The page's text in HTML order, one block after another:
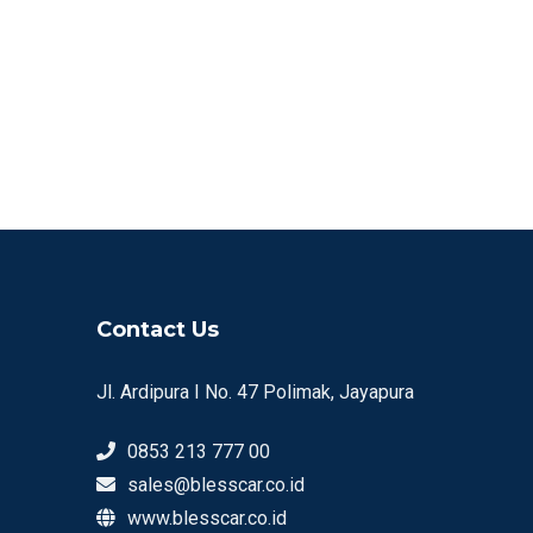
Contact Us
Jl. Ardipura I No. 47 Polimak, Jayapura
0853 213 777 00
sales@blesscar.co.id
www.blesscar.co.id